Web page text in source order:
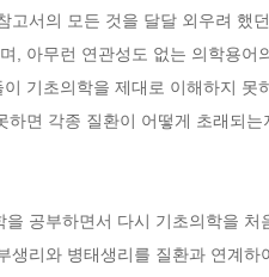
고서의 모든 것을 달달 외우려 했
, 아무런 연관성도 없는 의학용
기초의학을 제대로 이해하지
하면 각종 질환이 어떻게 초래되
을 공부하면서 다시 기초의학을
생리와 병태생리를 질환과 연계